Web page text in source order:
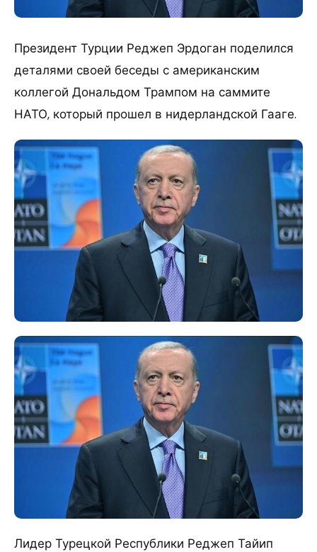
Президент Турции Реджеп Эрдоган поделился
деталями своей беседы с американским
коллегой Дональдом Трампом на саммите
НАТО, который прошел в нидерландской Гааге.
Лидер Турецкой Республики Реджеп Тайип